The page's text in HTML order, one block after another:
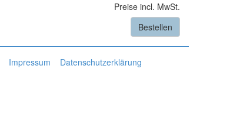
Preise incl. MwSt.
Bestellen
Impressum Datenschutzerklärung